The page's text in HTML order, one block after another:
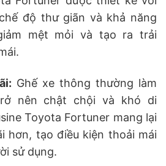
độ thư giãn và khả năng
mệt mỏi và tạo ra trải
Ghế xe thông thường làm
nên chật chội và khó di
Toyota Fortuner mang lại
hơn, tạo điều kiện thoải mái
sử dụng.